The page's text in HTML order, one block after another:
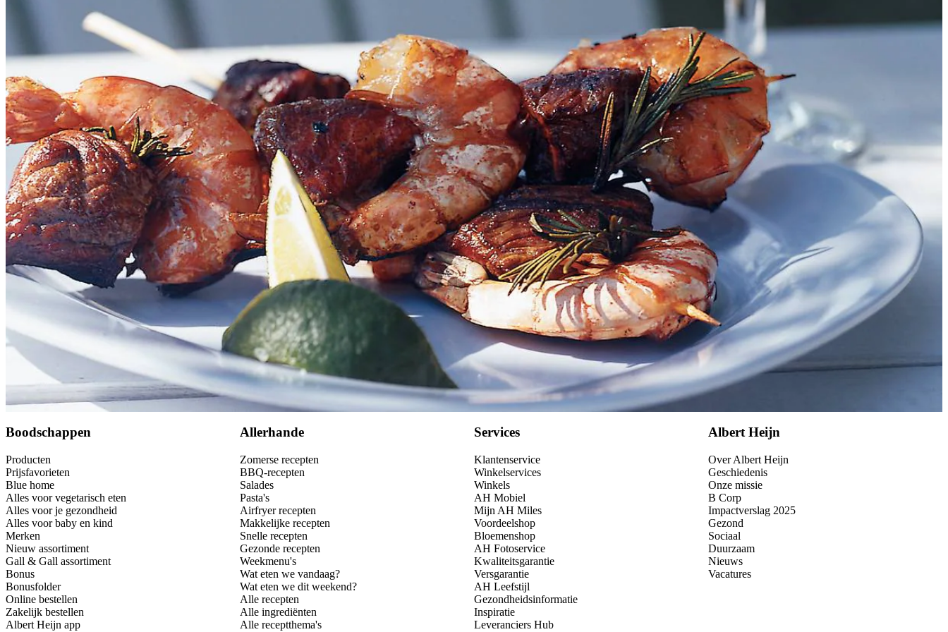
grof gemalen zwarte peper
Kies producten
Dit heb je nodig
Boodschappen
Producten
Prijsfavorieten
Blue home
Alles voor vegetarisch eten
Alles voor je gezondheid
Alles voor baby en kind
Merken
Nieuw assortiment
Gall & Gall assortiment
Bonus
Bonusfolder
Online bestellen
Zakelijk bestellen
Albert Heijn app
Allerhande
Zomerse recepten
BBQ-recepten
Salades
Pasta's
Airfryer recepten
Makkelijke recepten
Snelle recepten
Gezonde recepten
Weekmenu's
Wat eten we vandaag?
Wat eten we dit weekend?
Alle recepten
Alle ingrediënten
Alle receptthema's
Services
Klantenservice
Winkelservices
Winkels
AH Mobiel
Mijn AH Miles
Voordeelshop
Bloemenshop
AH Fotoservice
Kwaliteitsgarantie
Versgarantie
AH Leefstijl
Gezondheidsinformatie
Inspiratie
Leveranciers Hub
Albert Heijn
Over Albert Heijn
Geschiedenis
Onze missie
B Corp
Impactverslag 2025
Gezond
Sociaal
Duurzaam
Nieuws
Vacatures